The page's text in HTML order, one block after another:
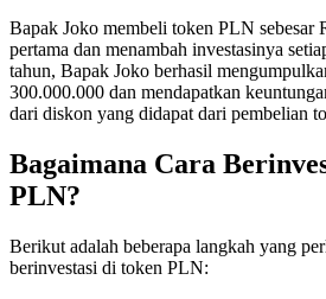
Bapak Joko membeli token PLN sebesar
pertama dan menambah investasinya
tahun, Bapak Joko berhasil
300.000.000 dan mendapatkan
dari diskon yang didapat dari pembelian
Bagaimana Cara
PLN?
Berikut adalah beberapa langkah yang
berinvestasi di token PLN: